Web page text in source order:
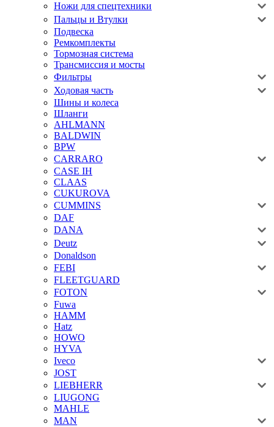
Ножи для спецтехники
Пальцы и Втулки
Подвеска
Ремкомплекты
Тормозная система
Трансмиссия и мосты
Фильтры
Ходовая часть
Шины и колеса
Шланги
AHLMANN
BALDWIN
BPW
CARRARO
CASE IH
CLAAS
CUKUROVA
CUMMINS
DAF
DANA
Deutz
Donaldson
FEBI
FLEETGUARD
FOTON
Fuwa
HAMM
Hatz
HOWO
HYVA
Iveco
JOST
LIEBHERR
LIUGONG
MAHLE
MAN